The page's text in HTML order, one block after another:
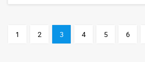
1 2 3 4 5 6